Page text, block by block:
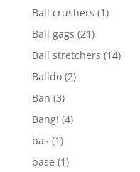
Ball crushers (1)
Ball gags (21)
Ball stretchers (14)
Balldo (2)
Ban (3)
Bang! (4)
bas (1)
base (1)